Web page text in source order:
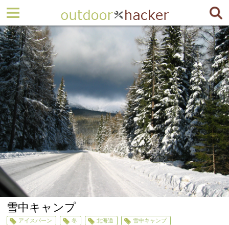
雪中キャンプ
アイスバーン 冬 北海道
雪中キャンプ